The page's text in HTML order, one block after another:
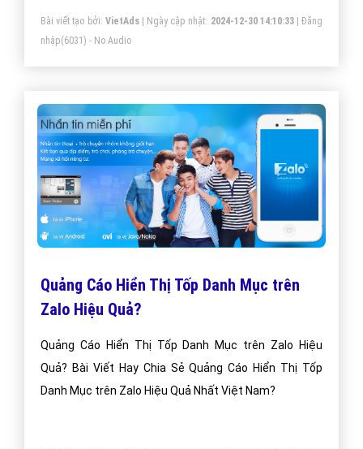
Bài viết tạo bởi: VietAds| Ngày cập nhật: 2024-12-30 14:10:33|Đăng
nhập(6031) - No Audio
Quảng Cáo Hiển Thị Tốp Danh Mục trên
Zalo Hiệu Quả?
Quảng Cáo Hiển Thị Tốp Danh Mục trên Zalo Hiệu
Quả? Bài Viết Hay Chia Sẻ Quảng Cáo Hiển Thị Tốp
Danh Mục trên Zalo Hiệu Quả Nhất Việt Nam?